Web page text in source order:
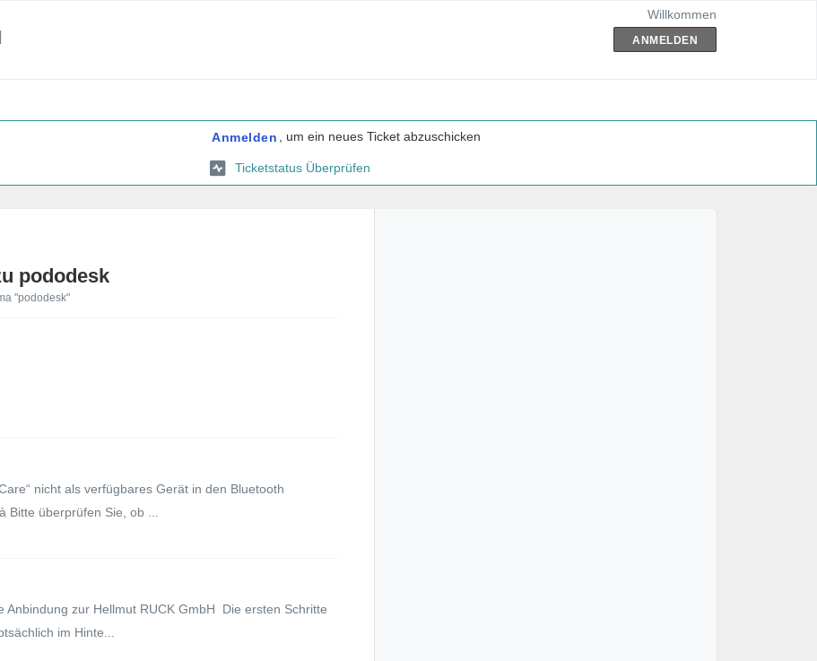
Willkommen
ANMELDEN
Anmelden , um ein neues Ticket abzuschicken
Ticketstatus Überprüfen
pododesk
"pododesk"
nicht als verfügbares Gerät in den Bluetooth
überprüfen Sie, ob ...
zur Hellmut RUCK GmbH Die ersten Schritte
im Hinte...